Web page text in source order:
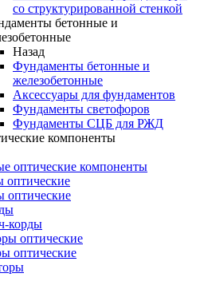
со структурированной стенкой
бетонные и
Назад
Фундаменты бетонные и
железобетонные
Аксессуары для фундаментов
Фундаменты светофоров
Фундаменты СЦБ для РЖД
компоненты
оптические компоненты
оптические
оптические
корды
оптические
оптические